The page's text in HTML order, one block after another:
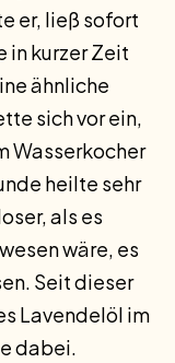
er, ließ sofort
in kurzer Zeit
ähnliche
sich vor ein,
Wasserkocher
heilte sehr
als es
wäre, es
Seit dieser
Lavendelöl im
dabei.